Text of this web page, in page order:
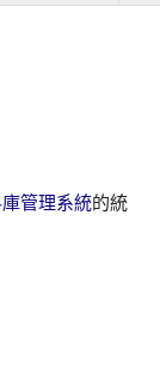
管理系統的統